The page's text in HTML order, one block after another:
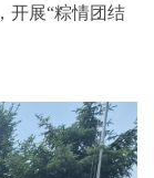
开展“粽情团结